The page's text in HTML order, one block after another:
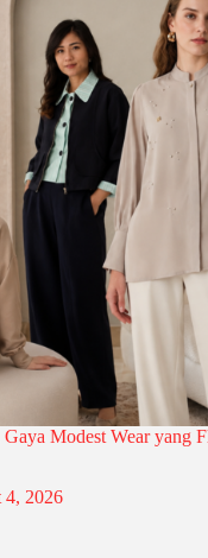
Modest Wear yang
4, 2026